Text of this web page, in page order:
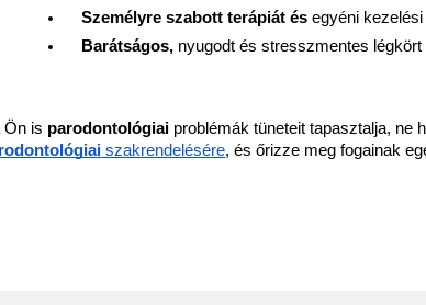
Személyre szabott terápiát és egyéni
Barátságos, nyugodt és stresszmentes
Ön is parodontológiai problémák tüneteit tapasztalja, ne
szakrendelésére, és őrizze meg fogainak